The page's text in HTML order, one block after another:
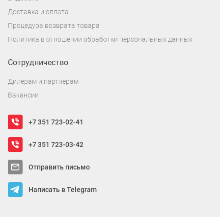
Доставка и оплата
Процедура возврата товара
Политика в отношении обработки персональных данных
Сотрудничество
Дилерам и партнерам
Вакансии
+7 351 723-02-41
+7 351 723-03-42
Отправить письмо
Написать в Telegram